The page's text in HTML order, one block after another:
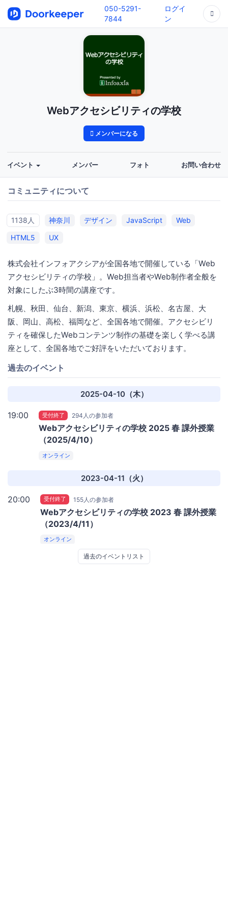
050-5291-
7844
ログイ
ン
Webアクセシビリティの学校
メンバーになる
イベント メンバー フォト お問い合わせ
コミュニティについて
1138人 神奈川 デザイン JavaScript
Web
HTML5
UX
株式会社インフォアクシアが全国各地で開催している「Web
アクセシビリティの学校」。Web担当者やWeb制作者全般を
対象にしたぶ3時間の講座です。
札幌、秋田、仙台、新潟、東京、横浜、浜松、名古屋、大
阪、岡山、高松、福岡など、全国各地で開催。アクセシビリ
ティを確保したWebコンテンツ制作の基礎を楽しく学べる講
座として、全国各地でご好評をいただいております。
過去のイベント
2025-04-10（木）
19:00 受付終了 294人の参加者
Webアクセシビリティの学校 2025 春 課外授業
（2025/4/10）
オンライン
2023-04-11（火）
20:00 受付終了 155人の参加者
Webアクセシビリティの学校 2023 春 課外授業
（2023/4/11）
オンライン
過去のイベントリスト